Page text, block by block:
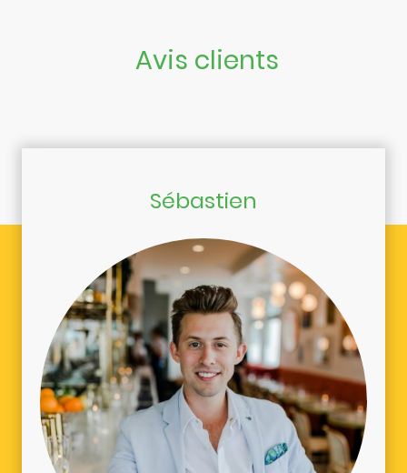
Avis clients
Sébastien